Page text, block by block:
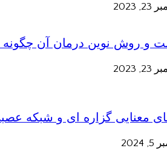
2023
و روش نوین درمان آن چگونه
2023
معنایی گزاره ای و شبکه